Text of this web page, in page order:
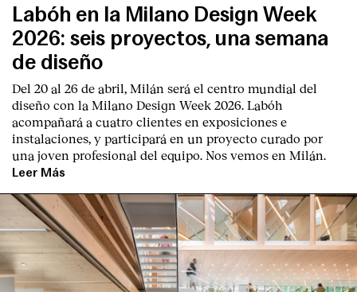
Labóh en la Milano Design Week
2026: seis proyectos, una semana
de diseño
Del 20 al 26 de abril, Milán será el centro mundial del
diseño con la Milano Design Week 2026. Labóh
acompañará a cuatro clientes en exposiciones e
instalaciones, y participará en un proyecto curado por
una joven profesional del equipo. Nos vemos en Milán.
Leer Más